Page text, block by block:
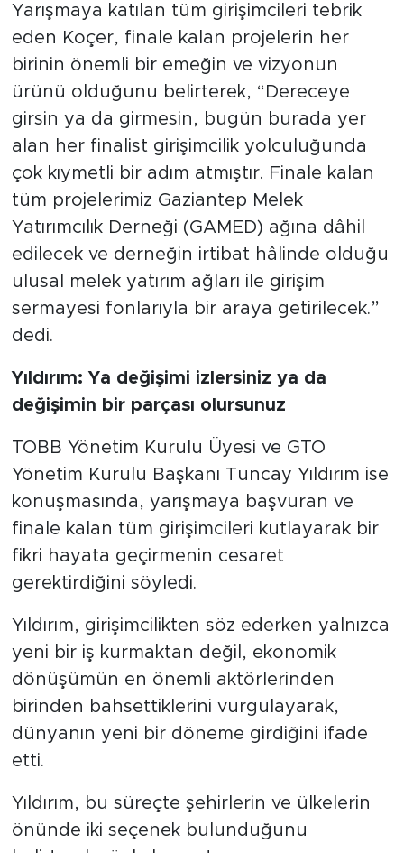
Yarışmaya katılan tüm girişimcileri tebrik
eden Koçer, finale kalan projelerin her
birinin önemli bir emeğin ve vizyonun
ürünü olduğunu belirterek, “Dereceye
girsin ya da girmesin, bugün burada yer
alan her finalist girişimcilik yolculuğunda
çok kıymetli bir adım atmıştır. Finale kalan
tüm projelerimiz Gaziantep Melek
Yatırımcılık Derneği (GAMED) ağına dâhil
edilecek ve derneğin irtibat hâlinde olduğu
ulusal melek yatırım ağları ile girişim
sermayesi fonlarıyla bir araya getirilecek.”
dedi.
Yıldırım: Ya değişimi izlersiniz ya da
değişimin bir parçası olursunuz
TOBB Yönetim Kurulu Üyesi ve GTO
Yönetim Kurulu Başkanı Tuncay Yıldırım ise
konuşmasında, yarışmaya başvuran ve
finale kalan tüm girişimcileri kutlayarak bir
fikri hayata geçirmenin cesaret
gerektirdiğini söyledi.
Yıldırım, girişimcilikten söz ederken yalnızca
yeni bir iş kurmaktan değil, ekonomik
dönüşümün en önemli aktörlerinden
birinden bahsettiklerini vurgulayarak,
dünyanın yeni bir döneme girdiğini ifade
etti.
Yıldırım, bu süreçte şehirlerin ve ülkelerin
önünde iki seçenek bulunduğunu